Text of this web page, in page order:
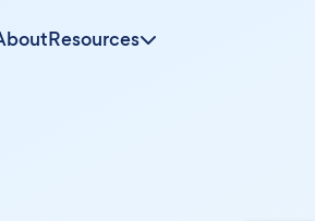
Resources